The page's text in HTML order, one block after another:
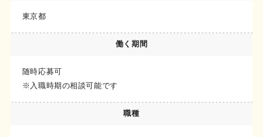
東京都
働く期間
随時応募可
※入職時期の相談可能です
職種